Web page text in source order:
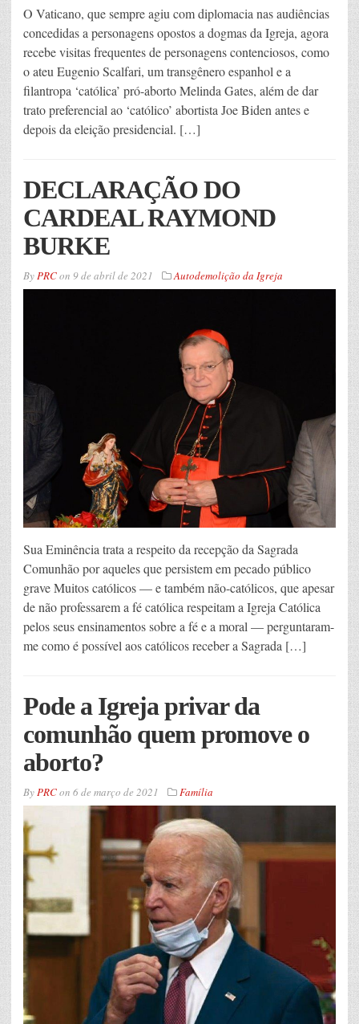
O Vaticano, que sempre agiu com diplomacia nas audiências
concedidas a personagens opostos a dogmas da Igreja, agora
recebe visitas frequentes de personagens contenciosos, como
o ateu Eugenio Scalfari, um transgênero espanhol e a
filantropa ‘católica’ pró-aborto Melinda Gates, além de dar
trato preferencial ao ‘católico’ abortista Joe Biden antes e
depois da eleição presidencial. […]
DECLARAÇÃO DO
CARDEAL RAYMOND
BURKE
ByPRCon 9 de abril de 2021 Autodemolição da Igreja
Sua Eminência trata a respeito da recepção da Sagrada
Comunhão por aqueles que persistem em pecado público
grave Muitos católicos — e também não-católicos, que apesar
de não professarem a fé católica respeitam a Igreja Católica
pelos seus ensinamentos sobre a fé e a moral — perguntaram-
me como é possível aos católicos receber a Sagrada […]
Pode a Igreja privar da
comunhão quem promove o
aborto?
ByPRCon 6 de março de 2021 Família